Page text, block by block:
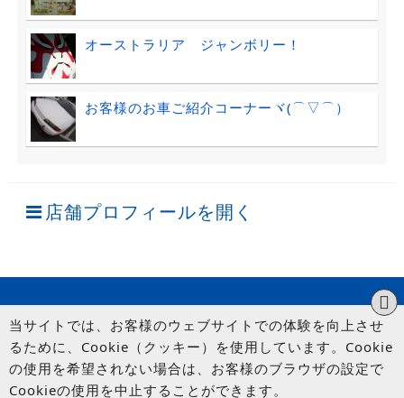
オーストラリア ジャンボリー！
お客様のお車ご紹介コーナーヾ(⌒▽⌒）ゞ
店舗プロフィールを開く
当サイトでは、お客様のウェブサイトでの体験を向上させ
るために、Cookie（クッキー）を使用しています。Cookie
の使用を希望されない場合は、お客様のブラウザの設定で
Cookieの使用を中止することができます。